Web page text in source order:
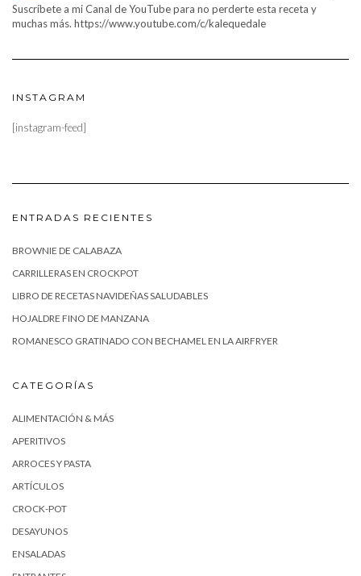
Suscríbete a mi Canal de YouTube para no perderte esta receta y
muchas más. https://www.youtube.com/c/kalequedale
INSTAGRAM
[instagram-feed]
ENTRADAS RECIENTES
BROWNIE DE CALABAZA
CARRILLERAS EN CROCKPOT
LIBRO DE RECETAS NAVIDEÑAS SALUDABLES
HOJALDRE FINO DE MANZANA
ROMANESCO GRATINADO CON BECHAMEL EN LA AIRFRYER
CATEGORÍAS
ALIMENTACIÓN & MÁS
APERITIVOS
ARROCES Y PASTA
ARTÍCULOS
CROCK-POT
DESAYUNOS
ENSALADAS